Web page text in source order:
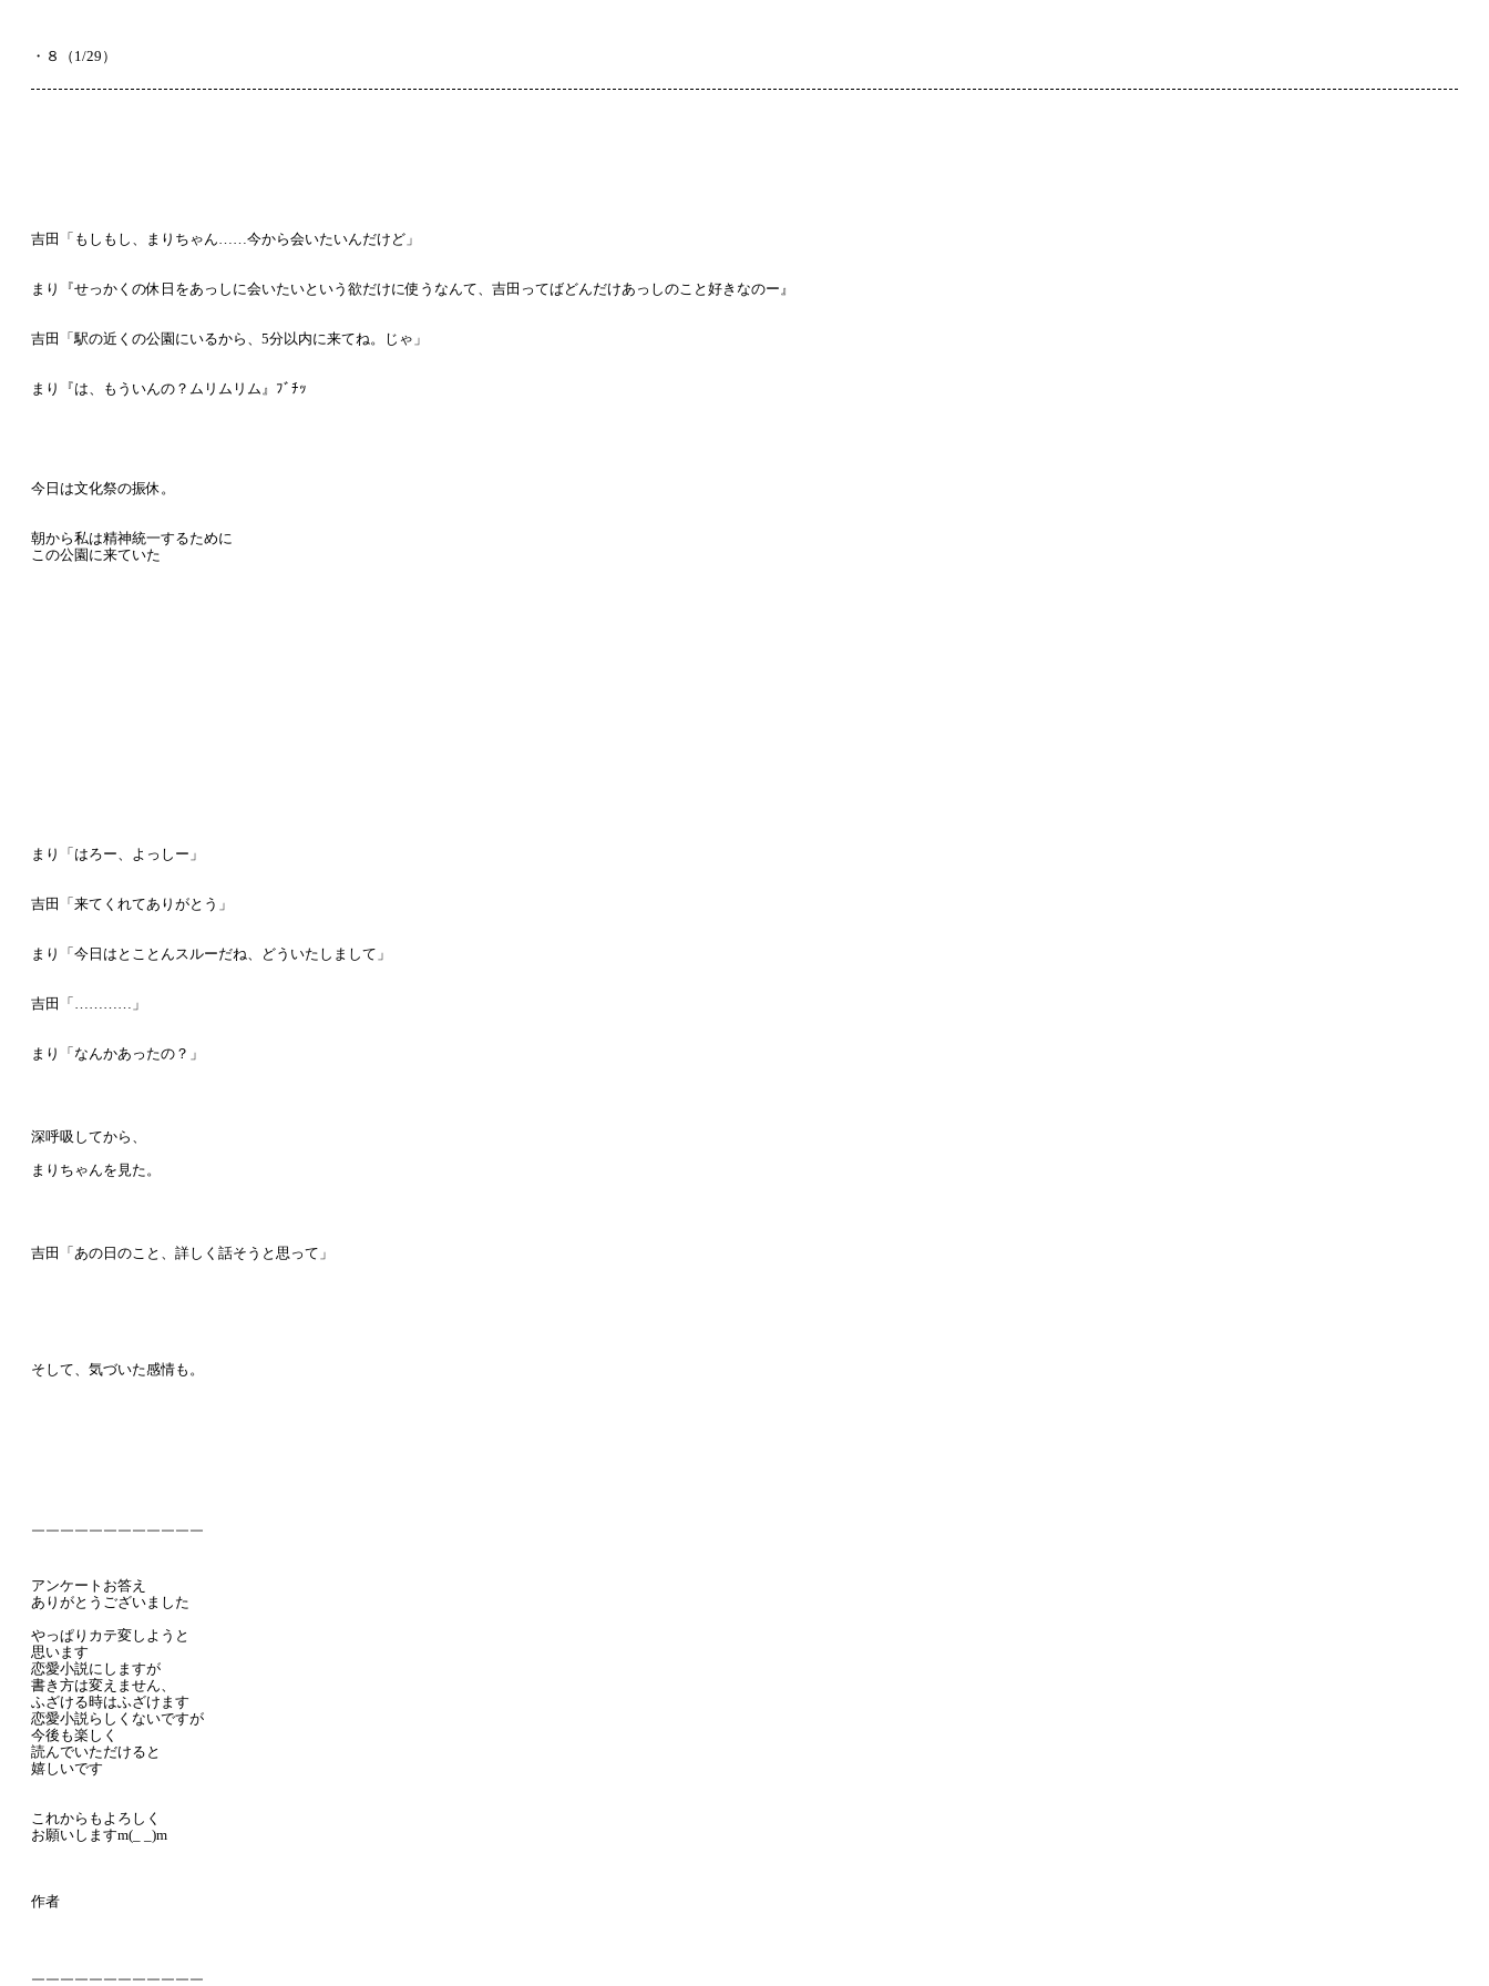
・８（1/29）
吉田「もしもし、まりちゃん……今から会いたいんだけど」
まり『せっかくの休日をあっしに会いたいという欲だけに使うなんて、吉田ってばどんだけあっしのこと好きなのー』
吉田「駅の近くの公園にいるから、5分以内に来てね。じゃ」
まり『は、もういんの？ムリムリム』ﾌﾞﾁｯ
今日は文化祭の振休。
朝から私は精神統一するために
この公園に来ていた
まり「はろー、よっしー」
吉田「来てくれてありがとう」
まり「今日はとことんスルーだね、どういたしまして」
吉田「…………」
まり「なんかあったの？」
深呼吸してから、
まりちゃんを見た。
吉田「あの日のこと、詳しく話そうと思って」
そして、気づいた感情も。
￣￣￣￣￣￣￣￣￣￣￣￣
アンケートお答え
ありがとうございました
やっぱりカテ変しようと
思います
恋愛小説にしますが
書き方は変えません、
ふざける時はふざけます
恋愛小説らしくないですが
今後も楽しく
読んでいただけると
嬉しいです
これからもよろしく
お願いしますm(_ _)m
作者